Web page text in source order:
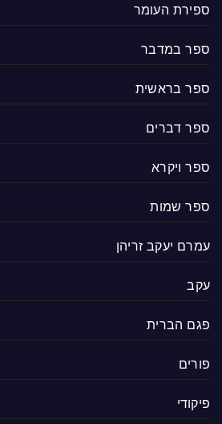
ספירת העומר
ספר במדבר
ספר בראשית
ספר דברים
ספר ויקרא
ספר שמות
עמרם יעקב זריהן
עקב
פגם הברית
פורים
פיקודי